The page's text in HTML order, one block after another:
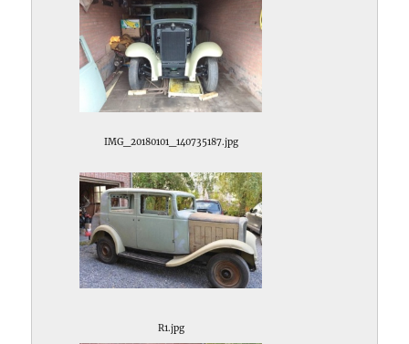
IMG_20180101_140735187.jpg
R1.jpg